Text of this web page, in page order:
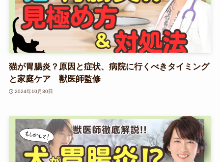
猫が胃腸炎？原因と症状、病院に行くべきタイミング
と家庭ケア 獣医師監修
2024年10月30日